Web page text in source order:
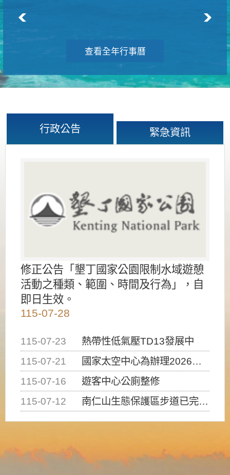
查看全年行事曆
行政公告 緊急資訊
修正公告「墾丁國家公園限制水域遊憩
活動之種類、範圍、時間及行為」，自
即日生效。
115-07-28
115-07-23
熱帶性低氣壓TD13發展中
115-07-21
國家太空中心為辦理2026台灣盃火箭競賽，陸、海、空域警戒及協調相關事宜，因颱風備案事宜
115-07-16
遊客中心公廁整修
115-07-12
南仁山生態保護區步道已完成修復，自115年7月13日（星期一）起恢復開放入園，歡迎民眾依規定申請入園....